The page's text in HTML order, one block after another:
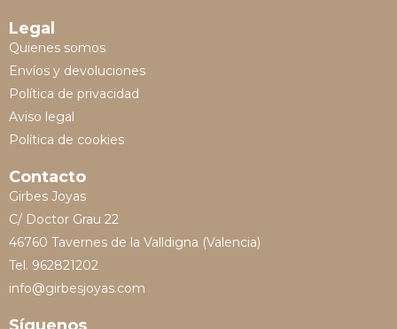
Legal
Quienes somos
Envíos y devoluciones
Política de privacidad
Aviso legal
Política de cookies
Contacto
Girbes Joyas
C/ Doctor Grau 22
46760 Tavernes de la Valldigna (Valencia)
Tel. 962821202
info@girbesjoyas.com